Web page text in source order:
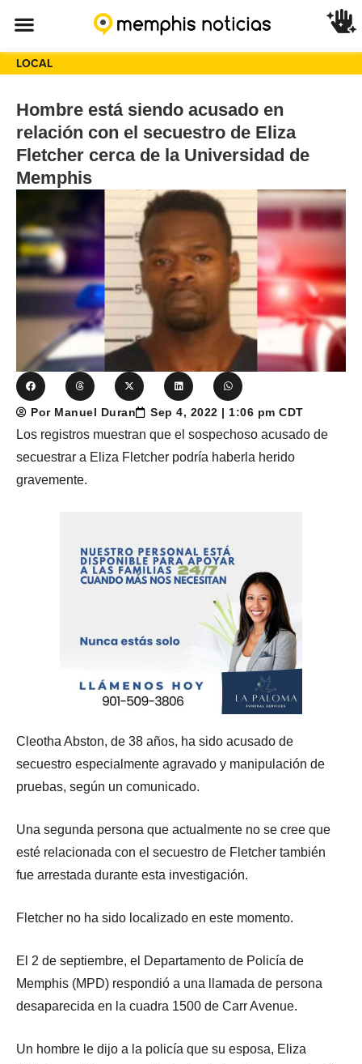
LOCAL
Hombre está siendo acusado en
relación con el secuestro de Eliza
Fletcher cerca de la Universidad de
Memphis
Por Manuel Duran Sep 4, 2022 | 1:06 pm CDT
Los registros muestran que el sospechoso acusado de
secuestrar a Eliza Fletcher podría haberla herido
gravemente.
Cleotha Abston, de 38 años, ha sido acusado de
secuestro especialmente agravado y manipulación de
pruebas, según un comunicado.
Una segunda persona que actualmente no se cree que
esté relacionada con el secuestro de Fletcher también
fue arrestada durante esta investigación.
Fletcher no ha sido localizado en este momento.
El 2 de septiembre, el Departamento de Policía de
Memphis (MPD) respondió a una llamada de persona
desaparecida en la cuadra 1500 de Carr Avenue.
Un hombre le dijo a la policía que su esposa, Eliza